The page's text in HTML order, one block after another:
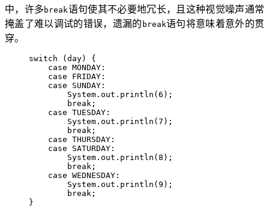
中，许多 break语句使其不必要地冗长，且这种视觉噪声通常
掩盖了难以调试的错误，遗漏的 break语句将意味着意外的贯
穿。
switch (day) {
case MONDAY :
case FRIDAY :
case SUNDAY :
System . out . println ( 6 ) ;
break ;
case TUESDAY :
System . out . println ( 7 ) ;
break ;
case THURSDAY :
case SATURDAY :
System . out . println ( 8 ) ;
break ;
case WEDNESDAY :
System . out . println ( 9 ) ;
break ;
}